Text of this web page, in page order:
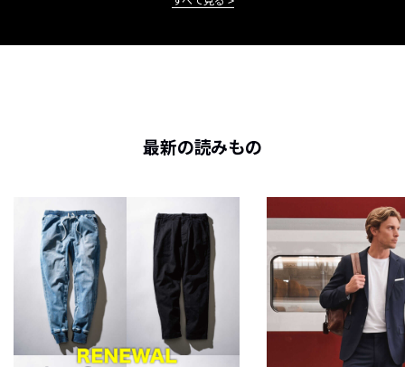
最新の読みもの